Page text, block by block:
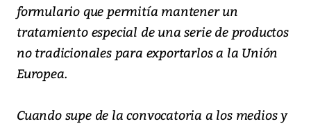
formulario que permitía mantener un
tratamiento especial de una serie de productos
no tradicionales para exportarlos a la Unión
Europea.
Cuando supe de la convocatoria a los medios y